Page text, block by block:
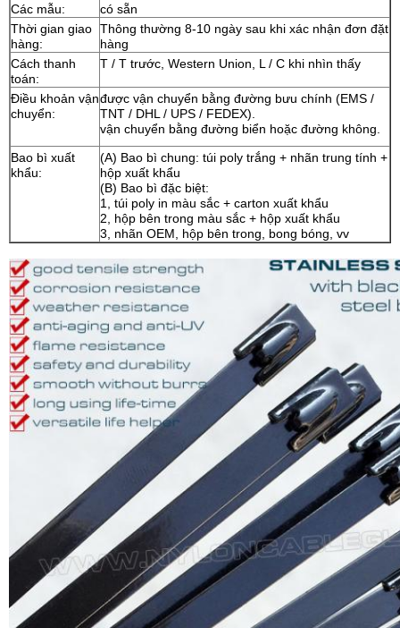
Các mẫu:
có sẵn
Thời gian giao
hàng:
Thông thường 8-10 ngày sau khi xác nhận đơn đặt
hàng
Cách thanh
toán:
T / T trước, Western Union, L / C khi nhìn thấy
Điều khoản vận
chuyển:
được vận chuyển bằng đường bưu chính (EMS /
TNT / DHL / UPS / FEDEX).
vận chuyển bằng đường biển hoặc đường không.
Bao bì xuất
khẩu:
(A) Bao bì chung: túi poly trắng + nhãn trung tính +
hộp xuất khẩu
(B) Bao bì đặc biệt:
1, túi poly in màu sắc + carton xuất khẩu
2, hộp bên trong màu sắc + hộp xuất khẩu
3, nhãn OEM, hộp bên trong, bong bóng, vv